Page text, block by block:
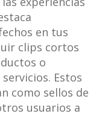
en tus
clips cortos
o
Estos
como sellos de
usuarios a